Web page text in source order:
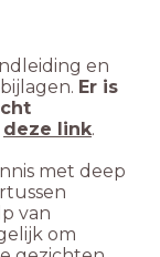
en
Er is
deze link.
met deep
van
om